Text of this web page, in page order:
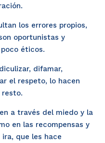
los errores propios,
oportunistas y
éticos.
difamar,
el respeto, lo hacen
resto.
a través del miedo y la
en las recompensas y
que les hace